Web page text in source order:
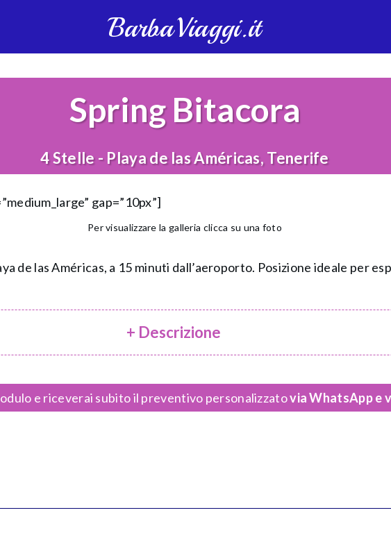
BarbaViaggi.it
Spring Bitacora
4 Stelle - Playa de las Américas, Tenerife
gap=”10px”]
Per visualizzare la galleria clicca su una foto
de las Américas, a 15 minuti dall’aeroporto. Posizione ideale per
+ Descrizione
e riceverai subito il preventivo personalizzatovia WhatsApp e